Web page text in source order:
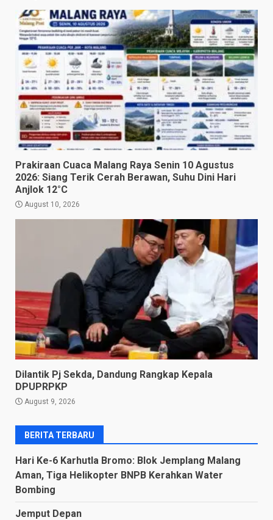
Prakiraan Cuaca Malang Raya Senin 10 Agustus
2026: Siang Terik Cerah Berawan, Suhu Dini Hari
Anjlok 12°C
August 10, 2026
Dilantik Pj Sekda, Dandung Rangkap Kepala
DPUPRPKP
August 9, 2026
BERITA TERBARU
Hari Ke-6 Karhutla Bromo: Blok Jemplang Malang
Aman, Tiga Helikopter BNPB Kerahkan Water
Bombing
Jemput Depan